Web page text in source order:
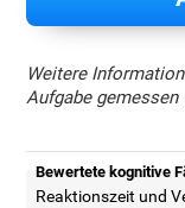
Weitere
Aufgabe gemessen
Bewertete kognitive
Reaktionszeit und